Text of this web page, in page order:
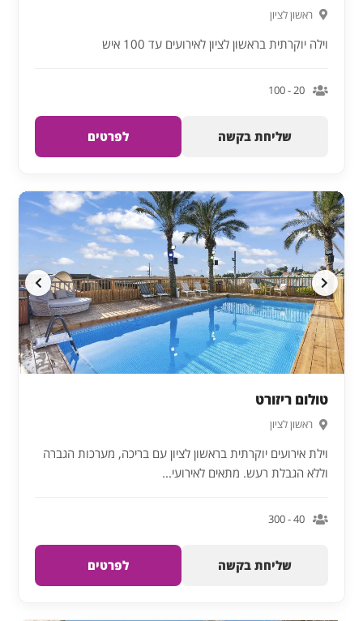
ראשון לציון
וילה יוקרתית בראשון לציון לאירועים עד 100 איש
20 - 100
שליחת בקשה לפרטים
טולום ריזורט
ראשון לציון
וילת אירועים יוקרתית בראשון לציון עם בריכה, מערכות הגברה
וללא הגבלת רעש. מתאים לאירועי...
40 - 300
שליחת בקשה לפרטים